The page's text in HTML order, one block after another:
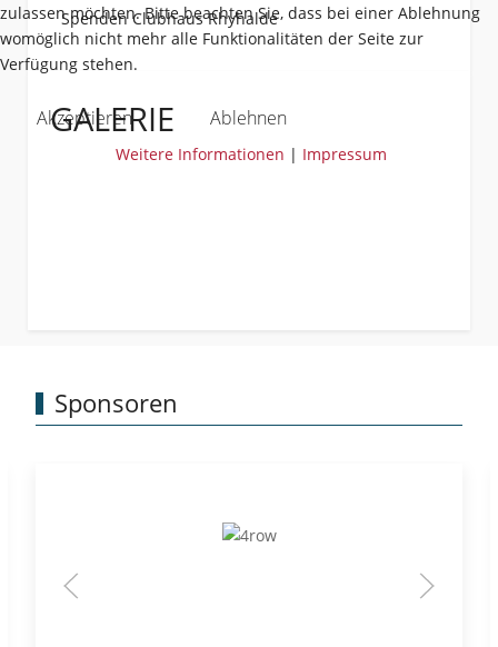
Spenden Clubhaus Rhyhalde
GALERIE
Sponsoren
zulassen möchten. Bitte beachten Sie, dass bei einer Ablehnung
womöglich nicht mehr alle Funktionalitäten der Seite zur
Verfügung stehen.
Akzeptieren Ablehnen
Weitere Informationen | Impressum